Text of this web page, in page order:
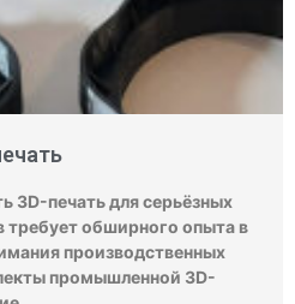
3D-печать для серьёзных
обширного опыта в
производственных
промышленной 3D-